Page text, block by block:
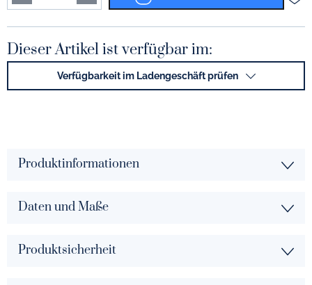
Dieser Artikel ist verfügbar im:
Verfügbarkeit im Ladengeschäft prüfen
Produktinformationen
Daten und Maße
Produktsicherheit